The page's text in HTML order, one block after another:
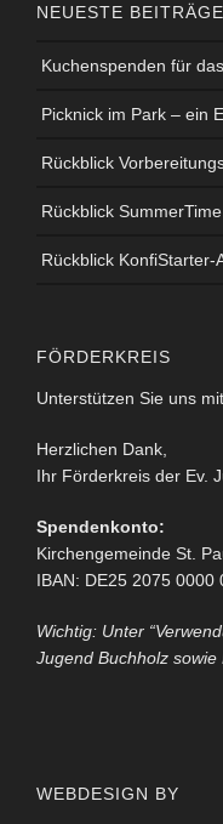
NEUESTE BEITRÄGE
Kuchenspenden für
Picknick im Park – ein
Rückblick
Rückblick
Rückblick KonfiStarter-
FÖRDERKREIS
Unterstützen Sie uns
Herzlichen Dank,
Ihr Förderkreis der Ev.
Spendenkonto:
Kirchengemeinde St.
IBAN: DE25 2075 0000
Wichtig: Unter
Jugend Buchholz
WEBDESIGN BY